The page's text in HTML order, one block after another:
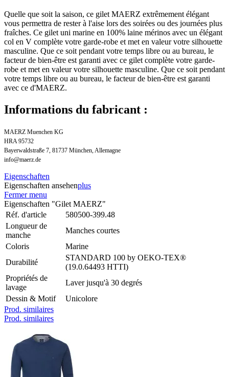
Quelle que soit la saison, ce gilet MAERZ extrêmement élégant
vous permettra de rester à l'aise lors des soirées ou des journées plus
fraîches. Ce gilet uni marine en 100% laine mérinos avec un élégant
col en V complète votre garde-robe et met en valeur votre silhouette
masculine. Que ce soit pendant votre temps libre ou au bureau, le
facteur de bien-être est garanti avec ce gilet complète votre garde-
robe et met en valeur votre silhouette masculine. Que ce soit pendant
votre temps libre ou au bureau, le facteur de bien-être est garanti
avec ce d'MAERZ.
Informations du fabricant :
MAERZ Muenchen KG
HRA 95732
Bayerwaldstraße 7, 81737 München, Allemagne
info@maerz.de
Eigenschaften
Eigenschaften ansehenplus
Fermer menu
Eigenschaften "Gilet MAERZ"
Réf. d'article
580500-399.48
Longueur de
manche
Manches courtes
Coloris
Marine
Durabilité
STANDARD 100 by OEKO-TEX®
(19.0.64493 HTTI)
Propriétés de
lavage
Laver jusqu'à 30 degrés
Dessin & Motif
Unicolore
Prod. similaires
Prod. similaires